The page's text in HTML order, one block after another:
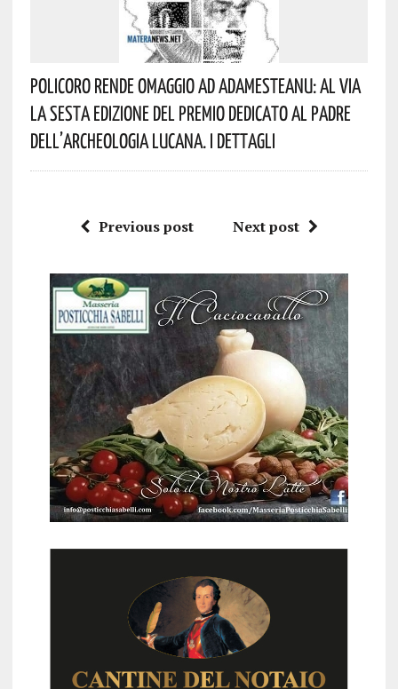
Policoro Rende Omaggio Ad Adamesteanu: Al Via
La Sesta Edizione Del Premio Dedicato Al Padre
Dell’archeologia Lucana. I Dettagli
Previous post Next post